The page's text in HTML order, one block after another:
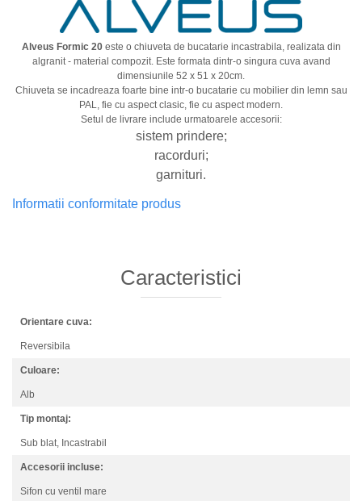
Alveus Formic 20 este o chiuveta de bucatarie incastrabila, realizata din
algranit - material compozit. Este formata dintr-o singura cuva avand
dimensiunile 52 x 51 x 20cm.
Chiuveta se incadreaza foarte bine intr-o bucatarie cu mobilier din lemn sau
PAL, fie cu aspect clasic, fie cu aspect modern.
Setul de livrare include urmatoarele accesorii:
sistem prindere;
racorduri;
garnituri.
Informatii conformitate produs
Caracteristici
Orientare cuva:
Reversibila
Culoare:
Alb
Tip montaj:
Sub blat, Incastrabil
Accesorii incluse:
Sifon cu ventil mare